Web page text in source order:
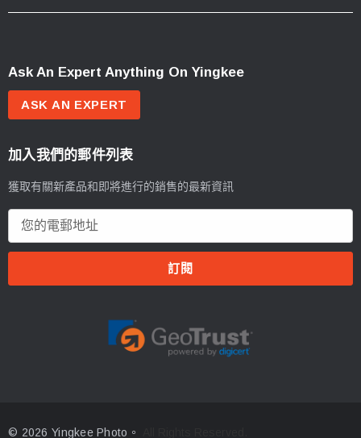
Ask An Expert Anything On Yingkee
ASK AN EXPERT
加入我們的郵件列表
獲取有關新產品和即將進行的銷售的最新資訊
郵
© 2026 Yingkee Photo。